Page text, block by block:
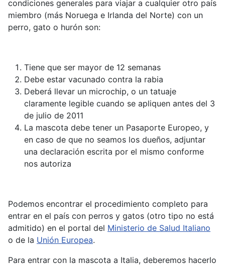
condiciones generales para viajar a cualquier otro país
miembro (más Noruega e Irlanda del Norte) con un
perro, gato o hurón son:
Tiene que ser mayor de 12 semanas
Debe estar vacunado contra la rabia
Deberá llevar un microchip, o un tatuaje
claramente legible cuando se apliquen antes del 3
de julio de 2011
La mascota debe tener un Pasaporte Europeo, y
en caso de que no seamos los dueños, adjuntar
una declaración escrita por el mismo conforme
nos autoriza
Podemos encontrar el procedimiento completo para
entrar en el país con perros y gatos (otro tipo no está
admitido) en el portal del Ministerio de Salud Italiano
o de la Unión Europea.
Para entrar con la mascota a Italia, deberemos hacerlo